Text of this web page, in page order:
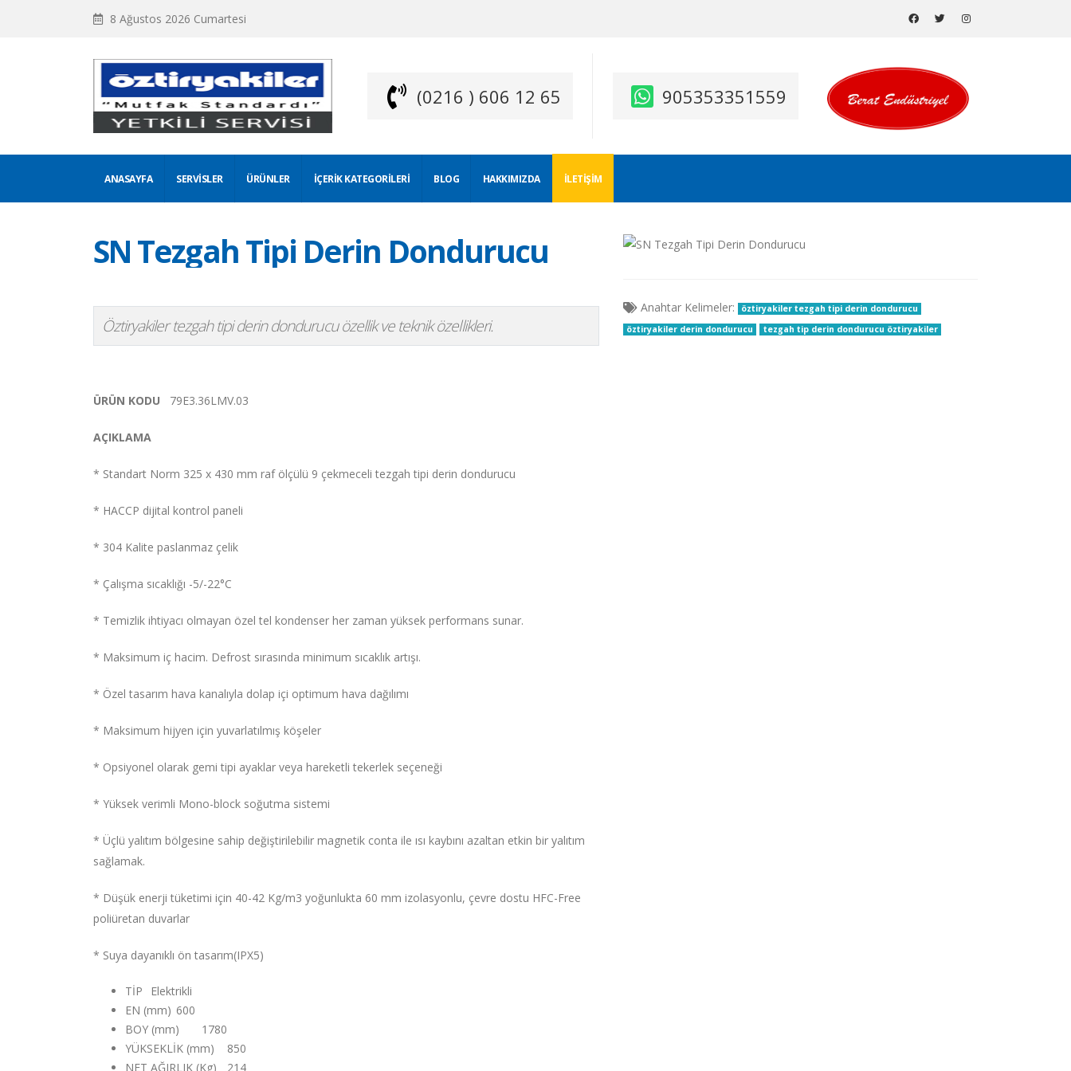
8 Ağustos 2026 Cumartesi
(0216 ) 606 12 65 905353351559
ANASAYFA SERVISLER ÜRÜNLER İÇERIK KATEGORILERI BLOG HAKKIMIZDA İLETIŞIM
SN Tezgah Tipi Derin Dondurucu
Öztiryakiler tezgah tipi derin dondurucu özellik ve teknik özellikleri.
ÜRÜN KODU 79E3.36LMV.03
AÇIKLAMA
* Standart Norm 325 x 430 mm raf ölçülü 9 çekmeceli tezgah tipi derin dondurucu
* HACCP dijital kontrol paneli
* 304 Kalite paslanmaz çelik
* Çalışma sıcaklığı -5/-22°C
* Temizlik ihtiyacı olmayan özel tel kondenser her zaman yüksek performans sunar.
* Maksimum iç hacim. Defrost sırasında minimum sıcaklık artışı.
* Özel tasarım hava kanalıyla dolap içi optimum hava dağılımı
* Maksimum hijyen için yuvarlatılmış köşeler
* Opsiyonel olarak gemi tipi ayaklar veya hareketli tekerlek seçeneği
* Yüksek verimli Mono-block soğutma sistemi
* Üçlü yalıtım bölgesine sahip değiştirilebilir magnetik conta ile ısı kaybını azaltan etkin bir yalıtım
sağlamak.
* Düşük enerji tüketimi için 40-42 Kg/m3 yoğunlukta 60 mm izolasyonlu, çevre dostu HFC-Free
poliüretan duvarlar
* Suya dayanıklı ön tasarım(IPX5)
TİP
Elektrikli
EN (mm) 600
BOY (mm)
1780
YÜKSEKLİK (mm)
850
NET AĞIRLIK (Kg)
214
Anahtar Kelimeler:
öztiryakiler tezgah tipi derin dondurucu
öztiryakiler derin dondurucu
tezgah tip derin dondurucu öztiryakiler